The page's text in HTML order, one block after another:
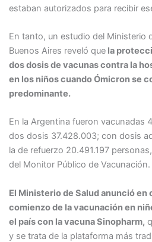
estaban autorizados para recibir
En tanto, un estudio del Ministerio
Buenos Aires reveló quela
dos dosis de vacunas contra la
en los niños cuando Ómicron se
predominante.
En la Argentina fueron vacunadas
dos dosis 37.428.003; con dosis
la de refuerzo 20.491.197
del Monitor Público de Vacunación.
El Ministerio de Salud anunció en
comienzo de la vacunación en
el país con la vacuna Sinopharm,
y se trata de la plataforma más